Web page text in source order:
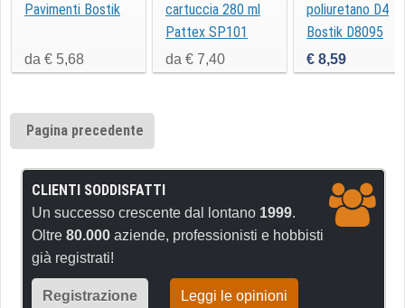
Pavimenti Bostik
da € 5,68
cartuccia 280 ml
Pattex SP101
da € 7,40
poliuretano D4
Bostik D8095
gr250
€ 8,59
Pagina precedente
CLIENTI SODDISFATTI
Un successo crescente dal lontano 1999.
Oltre 80.000 aziende, professionisti e hobbisti
già registrati!
Registrazione Leggi le opinioni